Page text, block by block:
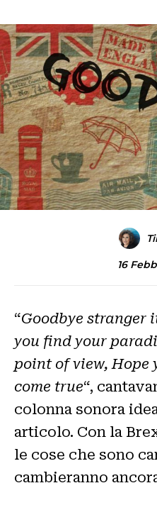
16
“Goodbye stranger
you find your
point of view,
come true“,
colonna sonora
articolo. Con la
le cose che sono
cambieranno